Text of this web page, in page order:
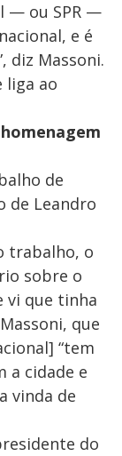
— ou SPR —
e é
diz Massoni.
liga ao
de
de Leandro
trabalho, o
sobre o
vi que tinha
que
“tem
a cidade e
vinda de
do